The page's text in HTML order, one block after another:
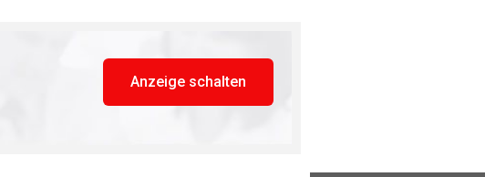
Anzeige schalten